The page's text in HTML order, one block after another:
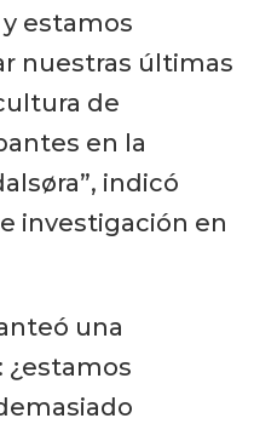
y estamos
nuestras últimas
de
en la
indicó
investigación en
una